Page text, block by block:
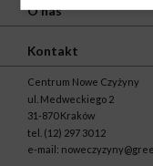
O nas
Kontakt
Centrum Nowe Czyżyny
ul. Medweckiego 2
31-870 Kraków
tel. (12) 297 30 12
e-mail: